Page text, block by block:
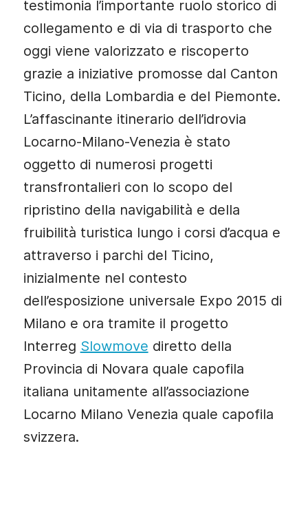
testimonia l’importante ruolo storico di
collegamento e di via di trasporto che
oggi viene valorizzato e riscoperto
grazie a iniziative promosse dal Canton
Ticino, della Lombardia e del Piemonte.
L’affascinante itinerario dell’idrovia
Locarno-Milano-Venezia è stato
oggetto di numerosi progetti
transfrontalieri con lo scopo del
ripristino della navigabilità e della
fruibilità turistica lungo i corsi d’acqua e
attraverso i parchi del Ticino,
inizialmente nel contesto
dell’esposizione universale Expo 2015 di
Milano e ora tramite il progetto
Interreg Slowmove diretto della
Provincia di Novara quale capofila
italiana unitamente all’associazione
Locarno Milano Venezia quale capofila
svizzera.